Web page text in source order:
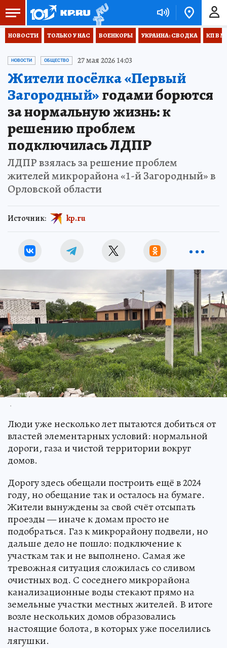
НОВОСТИ ТОЛЬКО У НАС ВОЕНКОРЫ УКРАИНА: СВОДКА КП В
НОВОСТИ ОБЩЕСТВО 27 мая 2026 14:03
Жители посёлка «Первый
Загородный»годами борются
за нормальную жизнь: к
решению проблем
подключилась ЛДПР
ЛДПР взялась за решение проблем
жителей микрорайона «1-й Загородный» в
Орловской области
Источник: kp.ru
.
Люди уже несколько лет пытаются добиться от
властей элементарных условий: нормальной
дороги, газа и чистой территории вокруг
домов.
Дорогу здесь обещали построить ещё в 2024
году, но обещание так и осталось на бумаге.
Жители вынуждены за свой счёт отсыпать
проезды — иначе к домам просто не
подобраться. Газ к микрорайону подвели, но
дальше дело не пошло: подключение к
участкам так и не выполнено. Самая же
тревожная ситуация сложилась со сливом
очистных вод. С соседнего микрорайона
канализационные воды стекают прямо на
земельные участки местных жителей. В итоге
возле нескольких домов образовались
настоящие болота, в которых уже поселились
лягушки.